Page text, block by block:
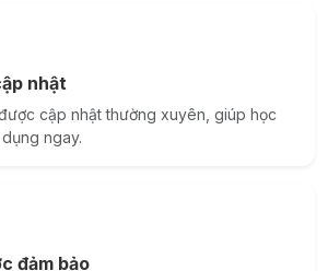
nhật
cập nhật thường xuyên, giúp học
ngay.
đảm bảo